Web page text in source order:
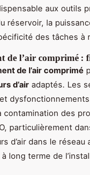
aux outils
réservoir, la
des tâches à
de l’air comprimé :
de l’air comprimé
d’air adaptés. Les
contamination des
particulièrement
d’air dans le
à long terme de